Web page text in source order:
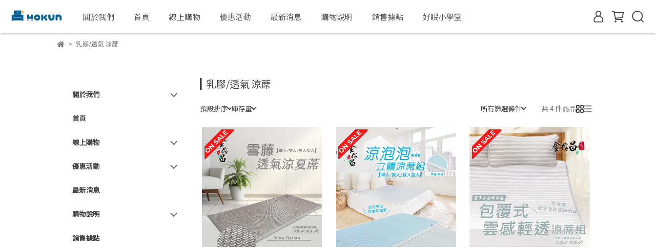
關於我們 首頁 線上購物 優惠活動 最新消息 購物說明 銷售據點 好眠小學堂
乳膠/透氣 涼蓆
關於我們
首頁
線上購物
優惠活動
最新消息
購物說明
銷售據點
乳膠/透氣 涼蓆
預設排序 庫存量 所有篩選條件 共 4 件商品